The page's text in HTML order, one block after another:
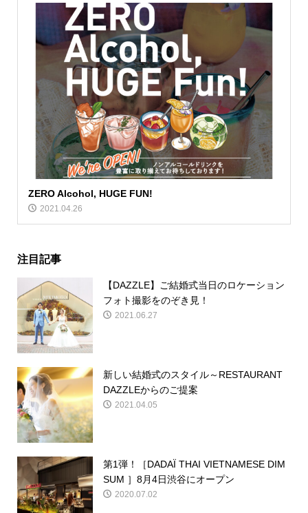
ZERO Alcohol, HUGE FUN!
2021.04.26
注目記事
【DAZZLE】ご結婚式当日のロケーション
フォト撮影をのぞき見！
2021.06.27
新しい結婚式のスタイル～RESTAURANT
DAZZLEからのご提案
2021.04.05
第1弾！［DADAÏ THAI VIETNAMESE DIM
SUM ］8月4日渋谷にオープン
2020.07.02